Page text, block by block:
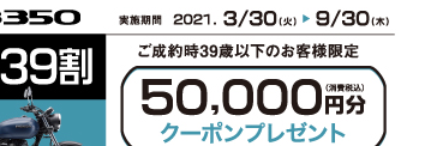
ケふた全制覇ツーリング Honda CB1000F